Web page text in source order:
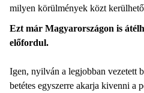
milyen körülmények közt
Ezt már Magyarországon is
előfordul.
Igen, nyilván a legjobban vezetett
betétes egyszerre akarja kivenni a